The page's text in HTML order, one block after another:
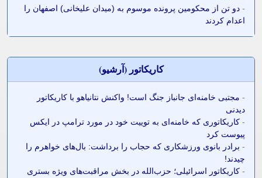
- دو تن از محکومین پرونده موسوم به (میدان علیخانی) اصفهان را
اعدام کردند
کاريکاتور (آرشيو)
- مجتبی خامنه‌ای جانباز جنگ است! واکنش نتانیاهو با کاریکاتور
دیدنی
- کاریکاتوری که خامنه‌ای به توییت خود در مورد ترامپ در ایکس
پیوست کرد
- برادر بانوی ورزشکاری که حجاب را برداشت: بال‌های خواهرم را
چیدند!
- کاریکاتور اسرائیلی؛ حزب‌الله در بخش مراقبت‌های ویژه بستری